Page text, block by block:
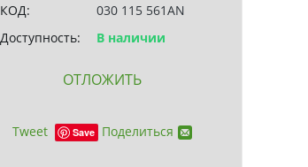
КОД:
030 115 561AN
Доступность:
В наличии
ОТЛОЖИТЬ
Tweet Save Поделиться